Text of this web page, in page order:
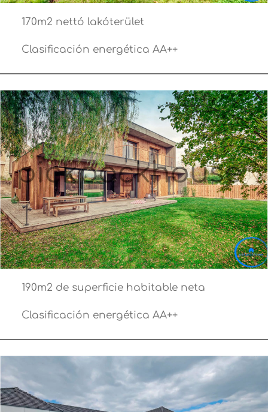
170m2 nettó lakóterület
Clasificación energética AA++
190m2 de superficie habitable neta
Clasificación energética AA++